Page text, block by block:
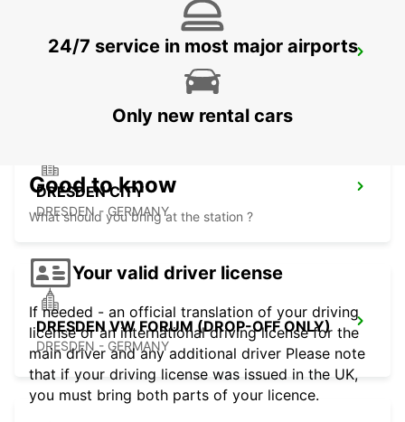
DRESDEN MAIN STATION
DRESDEN CITY
DRESDEN - GERMANY
DRESDEN VW FORUM (DROP-OFF ONLY)
DRESDEN - GERMANY
24/7 service in most major airports
Only new rental cars
Good to know
What should you bring at the station ?
Your valid driver license
If needed - an official translation of your driving
license or an international driving license for the
main driver and any additional driver Please note
that if your driving license was issued in the UK,
you must bring both parts of your licence.